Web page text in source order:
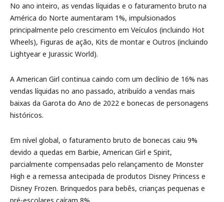
No ano inteiro, as vendas líquidas e o faturamento bruto na
América do Norte aumentaram 1%, impulsionados
principalmente pelo crescimento em Veículos (incluindo Hot
Wheels), Figuras de ação, Kits de montar e Outros (incluindo
Lightyear e Jurassic World).
A American Girl continua caindo com um declínio de 16% nas
vendas líquidas no ano passado, atribuído a vendas mais
baixas da Garota do Ano de 2022 e bonecas de personagens
históricos.
Em nível global, o faturamento bruto de bonecas caiu 9%
devido a quedas em Barbie, American Girl e Spirit,
parcialmente compensadas pelo relançamento de Monster
High e a remessa antecipada de produtos Disney Princess e
Disney Frozen. Brinquedos para bebês, crianças pequenas e